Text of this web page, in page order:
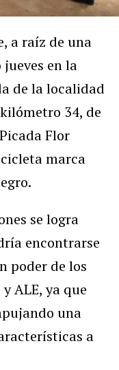
a raíz de una
en la
de la localidad
34, de
Flor
marca
se logra
encontrarse
poder de los
ALE, ya que
una
a